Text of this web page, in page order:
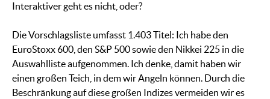
Interaktiver geht es nicht, oder?
Die Vorschlagsliste umfasst 1.403 Titel: Ich habe den
EuroStoxx 600, den S&P 500 sowie den Nikkei 225 in die
Auswahlliste aufgenommen. Ich denke, damit haben wir
einen großen Teich, in dem wir Angeln können. Durch die
Beschränkung auf diese großen Indizes vermeiden wir es